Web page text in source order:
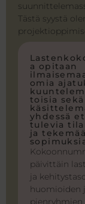
Tästä syystä
a opitaan
omia
toisia sekä
yhdessä
tulevia
ja
päivittäin
ja
huomioiden
pienryhmien